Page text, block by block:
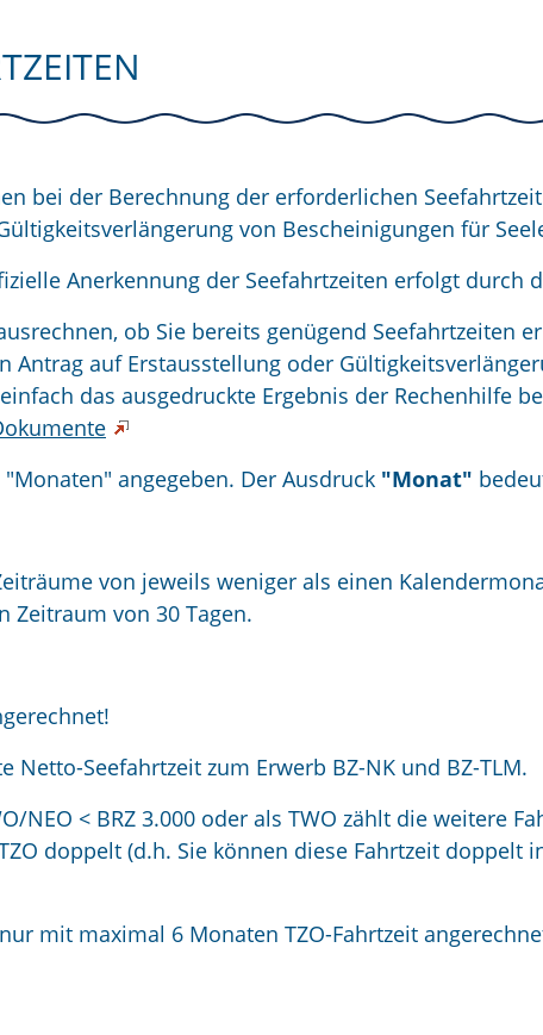
bei der Berechnung der erforderlichen
von Bescheinigungen für
Anerkennung der Seefahrtzeiten erfolgt durch
ob Sie bereits genügend Seefahrtzeiten
Antrag auf Erstausstellung oder
das ausgedruckte Ergebnis der Rechenhilfe
angegeben. Der Ausdruck "Monat"
von jeweils weniger als einen
Zeitraum von 30 Tagen.
Netto-Seefahrtzeit zum Erwerb BZ-NK und BZ-TLM.
NEO < BRZ 3.000 oder als TWO zählt die weitere
doppelt (d.h. Sie können diese Fahrtzeit doppelt
mit maximal 6 Monaten TZO-Fahrtzeit